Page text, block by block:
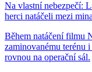
Na vlastní nebezpečí:
herci natáčeli mezi
Během natáčení filmu
zaminovanému terénu
rovnou na operační sál.